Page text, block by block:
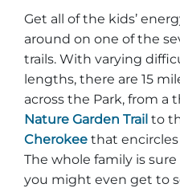
Get all of the kids’
around on one of the
trails. With varying
lengths, there are 15
across the Park, from a
Nature Garden Trail to
Cherokee that
The whole family is
you might even get to